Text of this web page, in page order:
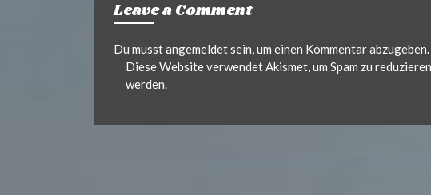
Leave a Comment
Du musstangemeldetsein, um einen Kommentar abzugeben.
Diese Website verwendet Akismet, um Spam zu
werden.